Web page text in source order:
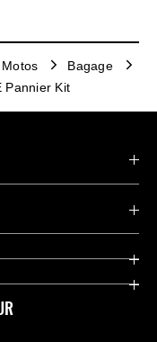
Motos
Bagage
Pannier Kit